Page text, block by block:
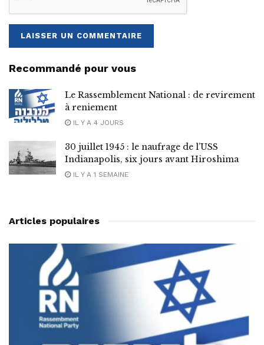
Recommandé pour vous
Le Rassemblement National : de revirement
à reniement
IL Y A 4 JOURS
30 juillet 1945 : le naufrage de l’USS
Indianapolis, six jours avant Hiroshima
IL Y A 1 SEMAINE
Articles populaires